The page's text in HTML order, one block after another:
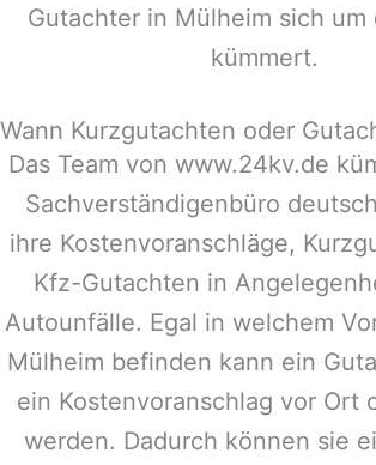
Gutachter in Mülheim sich um
kümmert.
Wann Kurzgutachten oder
Das Team von www.24kv.de
Sachverständigenbüro
ihre Kostenvoranschläge,
Kfz-Gutachten in
Autounfälle. Egal in welchem
Mülheim befinden kann ein
ein Kostenvoranschlag vor Ort
werden. Dadurch können sie